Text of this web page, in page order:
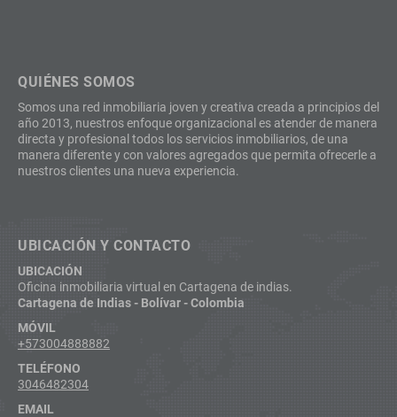
QUIÉNES SOMOS
Somos una red inmobiliaria joven y creativa creada a principios del
año 2013, nuestros enfoque organizacional es atender de manera
directa y profesional todos los servicios inmobiliarios, de una
manera diferente y con valores agregados que permita ofrecerle a
nuestros clientes una nueva experiencia.
UBICACIÓN Y CONTACTO
UBICACIÓN
Oficina inmobiliaria virtual en Cartagena de indias.
Cartagena de Indias - Bolívar - Colombia
MÓVIL
+573004888882
TELÉFONO
3046482304
EMAIL